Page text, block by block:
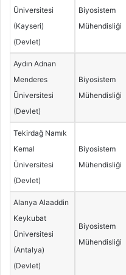
Üniversitesi
(Kayseri)
(Devlet)
Biyosistem
Mühendisliği
Aydın Adnan
Menderes
Üniversitesi
(Devlet)
Biyosistem
Mühendisliği
Tekirdağ Namık
Kemal
Üniversitesi
(Devlet)
Biyosistem
Mühendisliği
Alanya Alaaddin
Keykubat
Üniversitesi
(Antalya)
(Devlet)
Biyosistem
Mühendisliği